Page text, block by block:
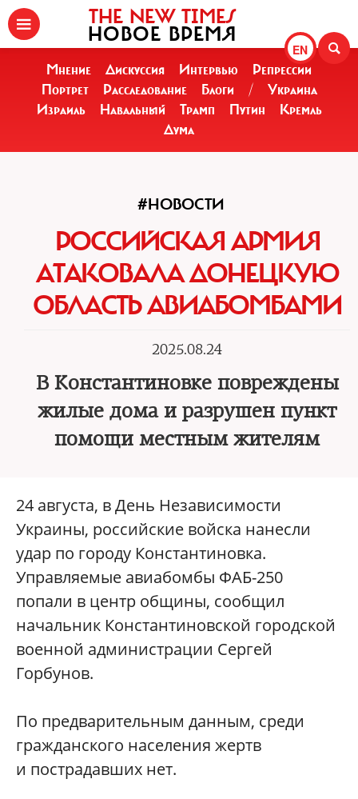
EN
THE NEW TIMES
НОВОЕ ВРЕМЯ
Мнение Дискуссия Интервью
Репрессии
Портрет
Расследование Блоги /
Украина
Израиль
Навальный Трамп Путин
Кремль
Дума
#НОВОСТИ
РОССИЙСКАЯ АРМИЯ
АТАКОВАЛА ДОНЕЦКУЮ
ОБЛАСТЬ АВИАБОМБАМИ
2025.08.24
В Константиновке повреждены
жилые дома и разрушен пункт
помощи местным жителям
24 августа, в День Независимости
Украины, российские войска нанесли
удар по городу Константиновка.
Управляемые авиабомбы ФАБ-250
попали в центр общины, сообщил
начальник Константиновской городской
военной администрации Сергей
Горбунов.
​По предварительным данным, среди
гражданского населения жертв
и пострадавших нет.